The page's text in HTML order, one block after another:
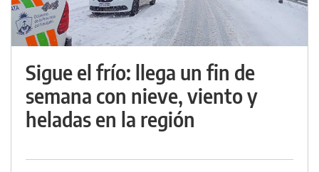
Sigue el frío: llega un fin de
semana con nieve, viento y
heladas en la región